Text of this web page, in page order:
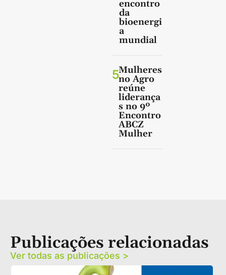
encontro
da
bioenergi
a
mundial
5Mulheres
no Agro
reúne
liderança
s no 9º
Encontro
ABCZ
Mulher
Publicações relacionadas
Ver todas as publicações >